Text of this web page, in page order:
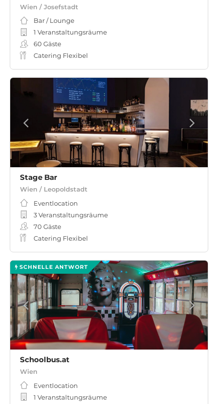
Wien / Josefstadt
Bar / Lounge
1 Veranstaltungsräume
60 Gäste
Catering Flexibel
Stage Bar
Wien / Leopoldstadt
Eventlocation
3 Veranstaltungsräume
70 Gäste
Catering Flexibel
SCHNELLE ANTWORT
Schoolbus.at
Wien
Eventlocation
1 Veranstaltungsräume